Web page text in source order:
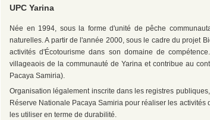
UPC Yarina
Née en 1994, sous la forme d'unité de pêche
naturelles. A partir de l'année 2000, sous le cadre du projet
activités d'Écotourisme dans son domaine de
villageaois de la communauté de Yarina et contribue au
Pacaya Samiria).
Organisation légalement inscrite dans les registres
Réserve Nationale Pacaya Samiria pour réaliser les
les utiliser en terme de durabilité.